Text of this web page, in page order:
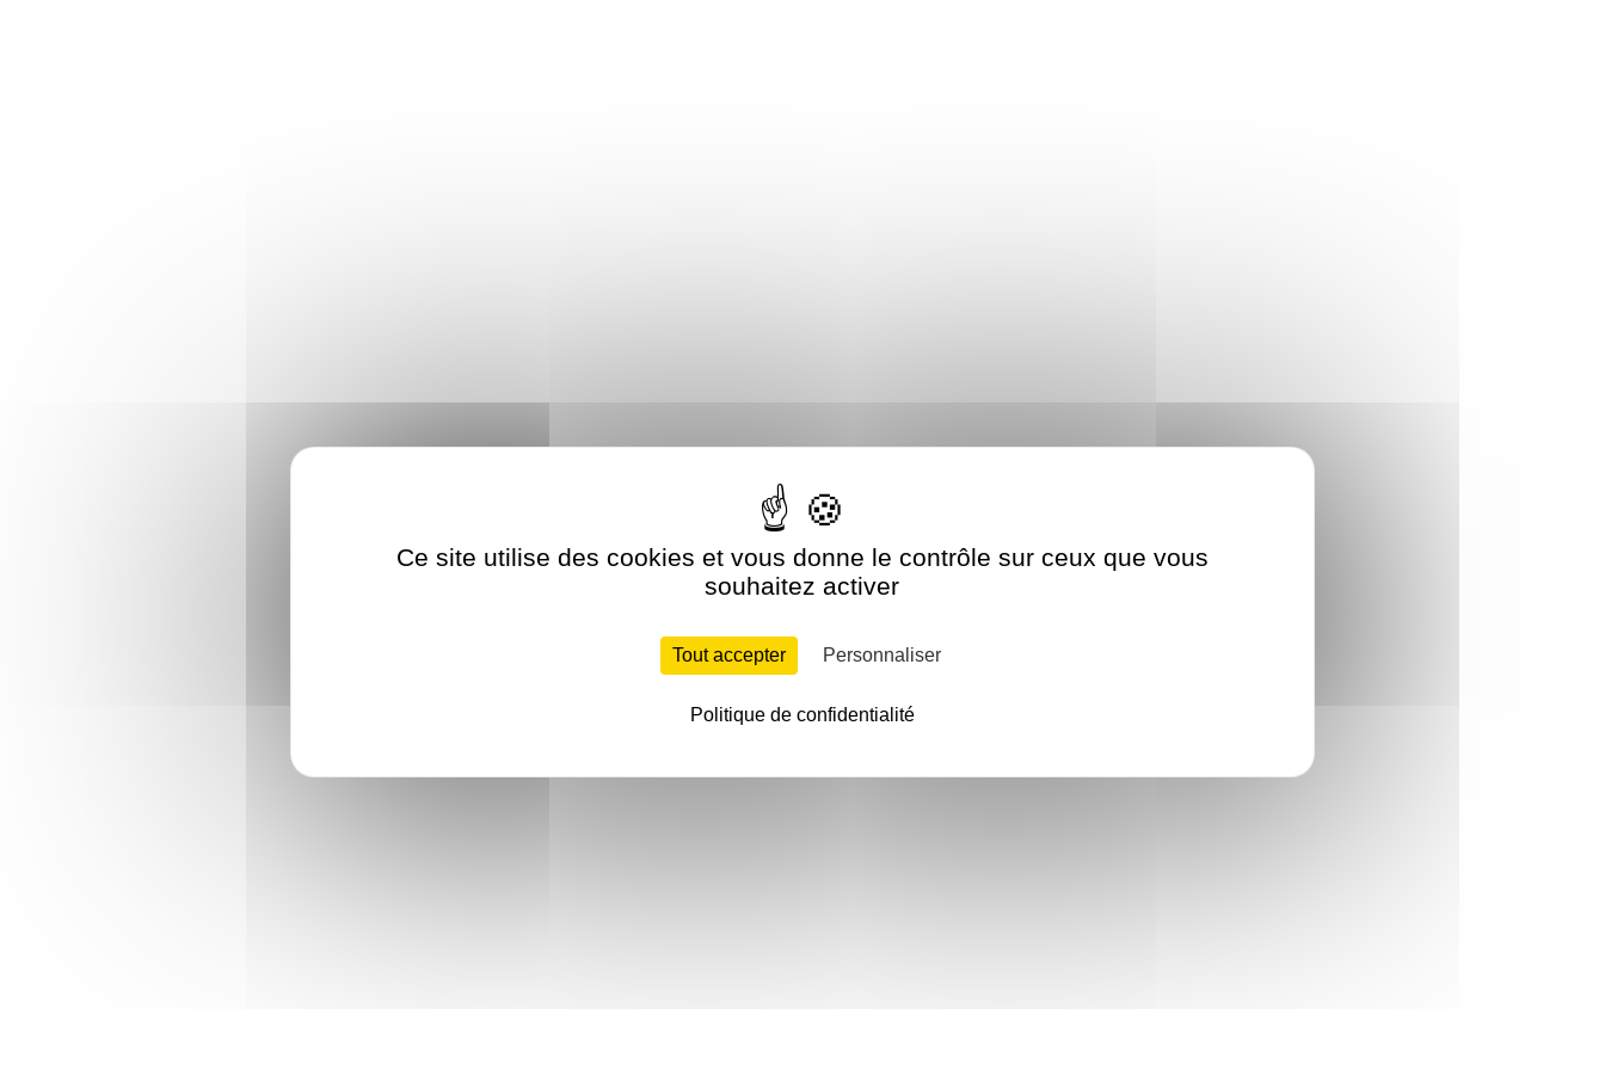
Ce site utilise des cookies et vous donne le contrôle sur ceux que vous
souhaitez activer
Tout accepter Personnaliser
Politique de confidentialité